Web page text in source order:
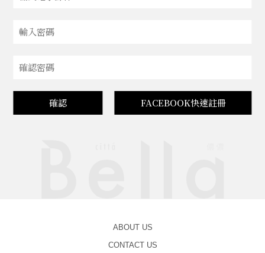
確認 FACEBOOK快速註冊
ABOUT US
CONTACT US